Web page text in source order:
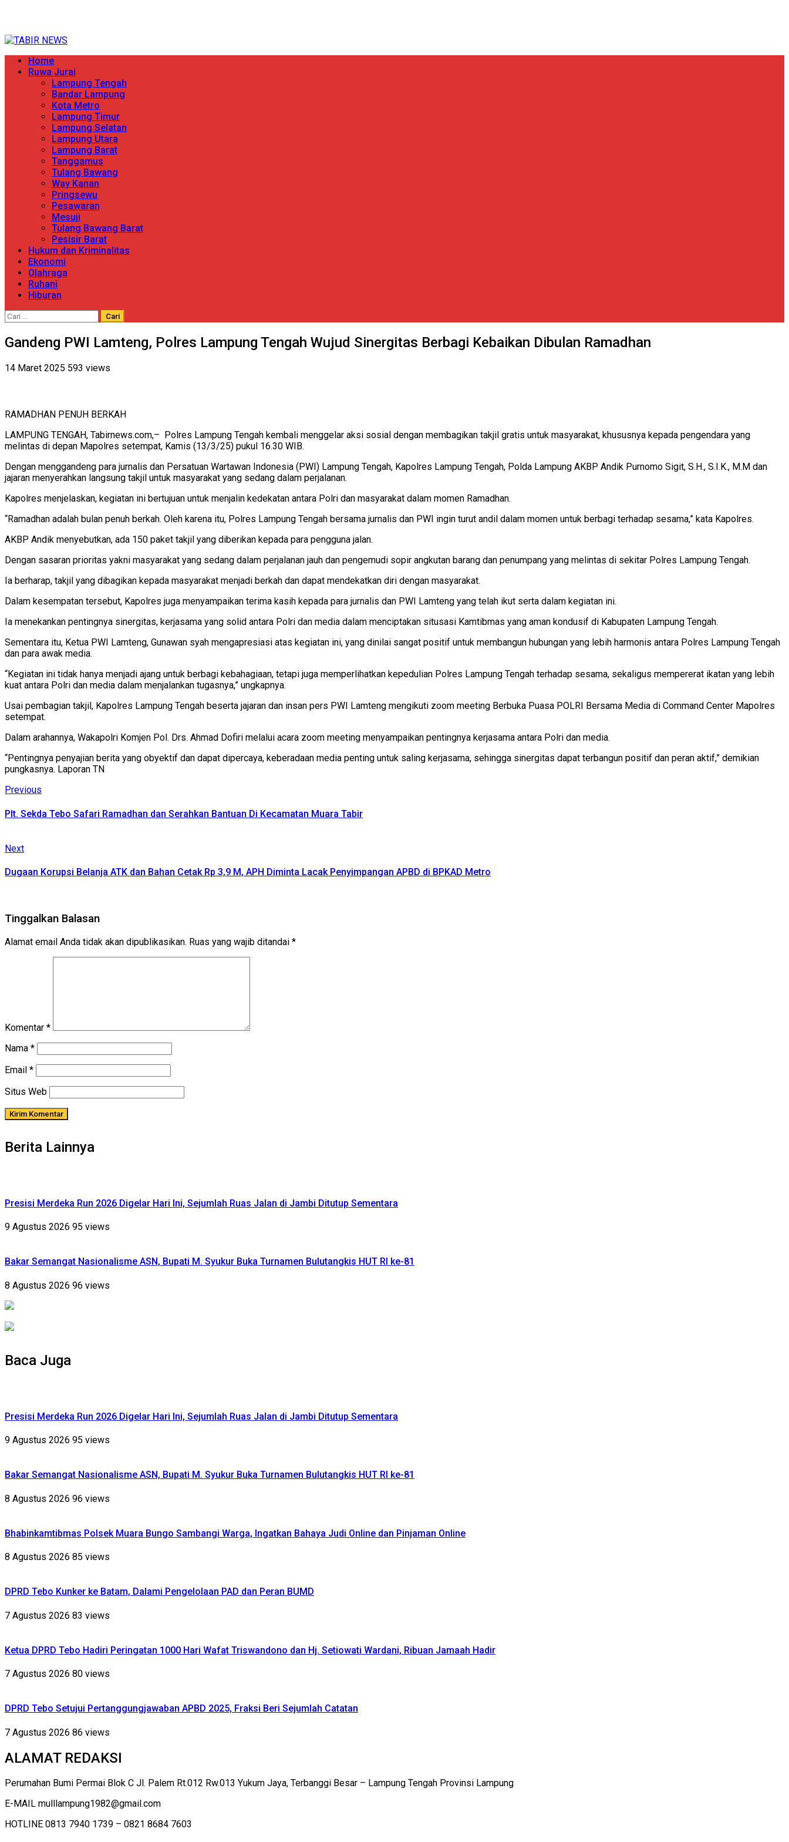
content
Primary
Menu
Home
Ruwa Jurai
Lampung Tengah
Bandar Lampung
Kota Metro
Lampung Timur
Lampung Selatan
Lampung Utara
Lampung Barat
Tanggamus
Tulang Bawang
Way Kanan
Pringsewu
Pesawaran
Mesuji
Tulang Bawang Barat
Pesisir Barat
Hukum dan Kriminalitas
Ekonomi
Olahraga
Ruhani
Hiburan
Cari
Gandeng PWI Lamteng, Polres Lampung Tengah Wujud Sinergitas Berbagi Kebaikan Dibulan Ramadhan
14 Maret 2025 593 views
RAMADHAN PENUH BERKAH
LAMPUNG TENGAH, Tabirnews.com,– Polres Lampung Tengah kembali menggelar aksi sosial dengan membagikan takjil gratis untuk masyarakat, khususnya kepada pengendara yang
melintas di depan Mapolres setempat, Kamis (13/3/25) pukul 16.30 WIB.
Dengan menggandeng para jurnalis dan Persatuan Wartawan Indonesia (PWI) Lampung Tengah, Kapolres Lampung Tengah, Polda Lampung AKBP Andik Purnomo Sigit, S.H., S.I.K., M.M dan
jajaran menyerahkan langsung takjil untuk masyarakat yang sedang dalam perjalanan.
Kapolres menjelaskan, kegiatan ini bertujuan untuk menjalin kedekatan antara Polri dan masyarakat dalam momen Ramadhan.
“Ramadhan adalah bulan penuh berkah. Oleh karena itu, Polres Lampung Tengah bersama jurnalis dan PWI ingin turut andil dalam momen untuk berbagi terhadap sesama,” kata Kapolres.
AKBP Andik menyebutkan, ada 150 paket takjil yang diberikan kepada para pengguna jalan.
Dengan sasaran prioritas yakni masyarakat yang sedang dalam perjalanan jauh dan pengemudi sopir angkutan barang dan penumpang yang melintas di sekitar Polres Lampung Tengah.
Ia berharap, takjil yang dibagikan kepada masyarakat menjadi berkah dan dapat mendekatkan diri dengan masyarakat.
Dalam kesempatan tersebut, Kapolres juga menyampaikan terima kasih kepada para jurnalis dan PWI Lamteng yang telah ikut serta dalam kegiatan ini.
Ia menekankan pentingnya sinergitas, kerjasama yang solid antara Polri dan media dalam menciptakan situsasi Kamtibmas yang aman kondusif di Kabupaten Lampung Tengah.
Sementara itu, Ketua PWI Lamteng, Gunawan syah mengapresiasi atas kegiatan ini, yang dinilai sangat positif untuk membangun hubungan yang lebih harmonis antara Polres Lampung Tengah
dan para awak media.
“Kegiatan ini tidak hanya menjadi ajang untuk berbagi kebahagiaan, tetapi juga memperlihatkan kepedulian Polres Lampung Tengah terhadap sesama, sekaligus mempererat ikatan yang lebih
kuat antara Polri dan media dalam menjalankan tugasnya,” ungkapnya.
Usai pembagian takjil, Kapolres Lampung Tengah beserta jajaran dan insan pers PWI Lamteng mengikuti zoom meeting Berbuka Puasa POLRI Bersama Media di Command Center Mapolres
setempat.
Dalam arahannya, Wakapolri Komjen Pol. Drs. Ahmad Dofiri melalui acara zoom meeting menyampaikan pentingnya kerjasama antara Polri dan media.
“Pentingnya penyajian berita yang obyektif dan dapat dipercaya, keberadaan media penting untuk saling kerjasama, sehingga sinergitas dapat terbangun positif dan peran aktif,” demikian
pungkasnya. Laporan TN
Continue
Reading
Previous
Plt. Sekda Tebo Safari Ramadhan dan Serahkan Bantuan Di Kecamatan Muara Tabir
NextNext
Dugaan Korupsi Belanja ATK dan Bahan Cetak Rp 3,9 M, APH Diminta Lacak Penyimpangan APBD di BPKAD Metro
Tinggalkan Balasan
Alamat email Anda tidak akan dipublikasikan. Ruas yang wajib ditandai *
Komentar *
Nama *
Email *
Situs Web
Berita Lainnya
Presisi Merdeka Run 2026 Digelar Hari Ini, Sejumlah Ruas Jalan di Jambi Ditutup Sementara
9 Agustus 2026 95 views
Bakar Semangat Nasionalisme ASN, Bupati M. Syukur Buka Turnamen Bulutangkis HUT RI ke-81
8 Agustus 2026 96 views
Baca Juga
Presisi Merdeka Run 2026 Digelar Hari Ini, Sejumlah Ruas Jalan di Jambi Ditutup Sementara
9 Agustus 2026 95 views
Bakar Semangat Nasionalisme ASN, Bupati M. Syukur Buka Turnamen Bulutangkis HUT RI ke-81
8 Agustus 2026 96 views
Bhabinkamtibmas Polsek Muara Bungo Sambangi Warga, Ingatkan Bahaya Judi Online dan Pinjaman Online
8 Agustus 2026 85 views
DPRD Tebo Kunker ke Batam, Dalami Pengelolaan PAD dan Peran BUMD
7 Agustus 2026 83 views
Ketua DPRD Tebo Hadiri Peringatan 1000 Hari Wafat Triswandono dan Hj. Setiowati Wardani, Ribuan Jamaah Hadir
7 Agustus 2026 80 views
DPRD Tebo Setujui Pertanggungjawaban APBD 2025, Fraksi Beri Sejumlah Catatan
7 Agustus 2026 86 views
ALAMAT REDAKSI
Perumahan Bumi Permai Blok C Jl. Palem Rt.012 Rw.013 Yukum Jaya, Terbanggi Besar – Lampung Tengah Provinsi Lampung
E-MAIL mulllampung1982@gmail.com
HOTLINE 0813 7940 1739 – 0821 8684 7603